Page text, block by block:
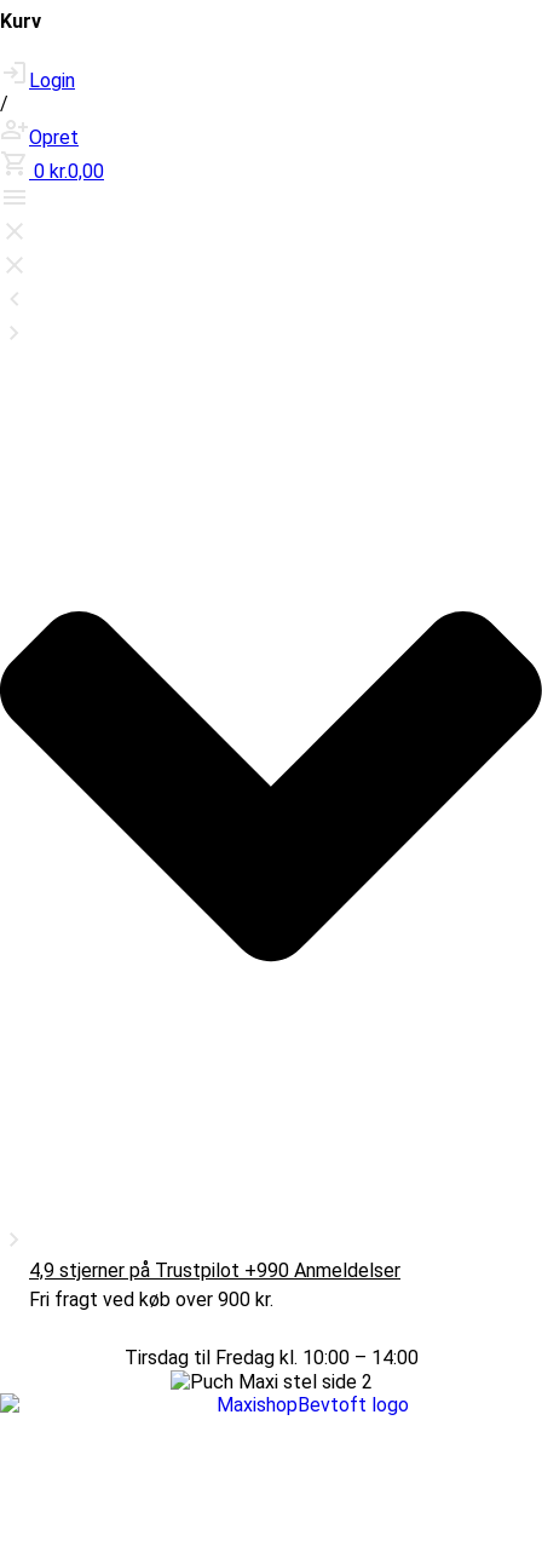
Kurv
Login
/
Opret
0 kr.0,00
4,9 stjerner på Trustpilot +990 Anmeldelser
Fri fragt ved køb over 900 kr.
Tirsdag til Fredag kl. 10:00 – 14:00